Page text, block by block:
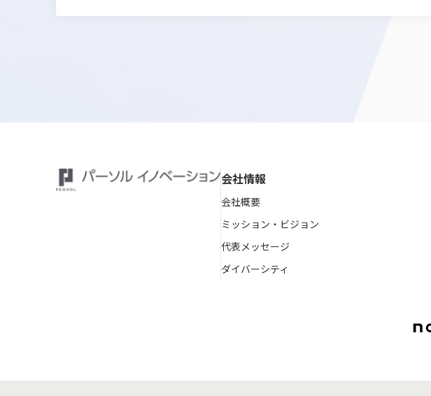
会社情報
会社概要
ミッション・ビジョン
代表メッセージ
ダイバーシティ